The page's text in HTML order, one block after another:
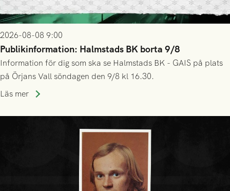
2026-08-08 9:00
Publikinformation: Halmstads BK borta 9/8
Information för dig som ska se Halmstads BK - GAIS på plats
på Örjans Vall söndagen den 9/8 kl 16.30.
Läs mer